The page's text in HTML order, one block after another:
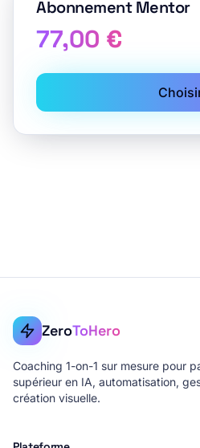
Abonnement Mentor
77,00 €
ZeroToHero
Coaching 1-on-1 sur mesure pour
supérieur en IA, automatisation,
création visuelle.